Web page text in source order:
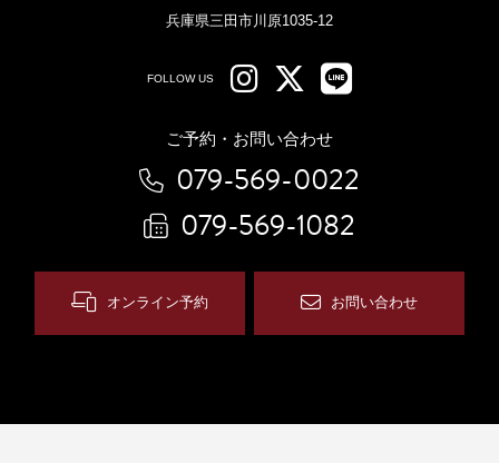
兵庫県三田市川原1035-12
FOLLOW US
ご予約・お問い合わせ
079-569-0022
079-569-1082
オンライン予約 お問い合わせ